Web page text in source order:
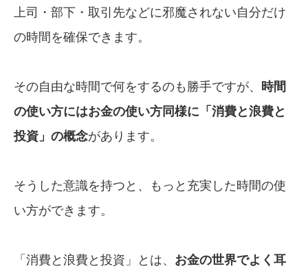
上司・部下・取引先などに邪魔されない自分だけ
の時間を確保できます。
その自由な時間で何をするのも勝手ですが、
時間
の使い方にはお金の使い方同様に 「消費と浪費と
投資」の概念があります。
そうした意識を持つと、もっと充実した時間の使
い方ができます。
「消費と浪費と投資」とは、 お金の世界でよく耳